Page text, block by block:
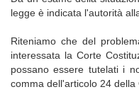
legge è indicata l'autorità
Riteniamo che del
interessata la Corte
possano essere tutelati i
comma dell'articolo 24 della